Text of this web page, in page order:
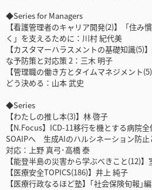
◆Series for Managers
【看護管理者のキャリア開発(2)】「住み
く」を支えるために：川村 紀代美
【カスタマーハラスメントの基礎知識(5)
な予防策と対応策 2：三木 明子
【管理職の働き方とタイムマネジメント
どう決める：山本 武史
◆Series
【わたしの推し本(3)】林 啓子
【N.Focus】ICD-11移行を機とする病院
SOAIPへ 生成AIのハルシネーション防止
対応：上野 真弓･高橋 泰
【能登半島の災害から学ぶべきこと(12)
【医療安全TOPICS(186)】井上 純子
【医療行政なるほど塾】｢社会保険旬報｣